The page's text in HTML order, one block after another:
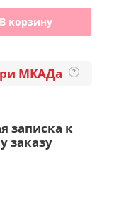
В корзину
МКАДа ?
записка к
заказу